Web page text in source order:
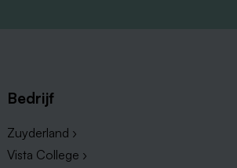
Bedrijf
Zuyderland ›
Vista College ›